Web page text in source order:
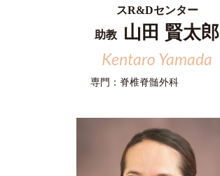
スR&Dセンター
助教 山田 賢太郎
Kentaro Yamada
専門： 脊椎脊髄外科